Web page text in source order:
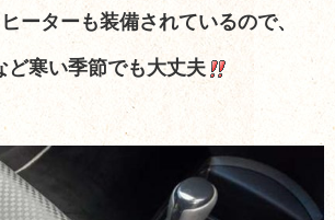
ーターも装備されているので、
ど寒い季節でも大丈夫